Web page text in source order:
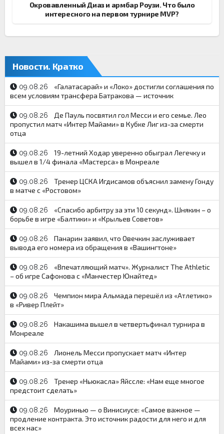
Окровавленный Диаз и армбар Роузи. Что было
интересного на первом турнире MVP?
Новости. Кратко
09.08.26
«Галатасарай» и «Локо» достигли соглашения по
всем условиям трансфера Батракова — источник
09.08.26
Де Пауль посвятил гол Месси и его семье. Лео
пропустил матч «Интер Майами» в Кубке Лиг из-за смерти
отца
09.08.26
19-летний Ходар уверенно обыграл Легечку и
вышел в 1/4 финала «Мастерса» в Монреале
09.08.26
Тренер ЦСКА Игдисамов объяснил замену Гонду
в матче с «Ростовом»
09.08.26
«Спасибо арбитру за эти 10 секунд». Шнякин – о
борьбе в игре «Балтики» и «Крыльев Советов»
09.08.26
Панарин заявил, что Овечкин заслуживает
вывода его номера из обращения в «Вашингтоне»
09.08.26
«Впечатляющий матч». Журналист The Athletic
– об игре Сафонова с «Манчестер Юнайтед»
09.08.26
Чемпион мира Альмада перешёл из «Атлетико»
в «Ривер Плейт»
09.08.26
Накашима вышел в четвертьфинал турнира в
Монреале
09.08.26
Лионель Месси пропускает матч «Интер
Майами» из-за смерти отца
09.08.26
Тренер «Ньюкасла» Яйссле: «Нам еще многое
предстоит сделать»
09.08.26
Моуринью — о Винисиусе: «Самое важное —
продление контракта. Это источник радости для него и для
всех нас»